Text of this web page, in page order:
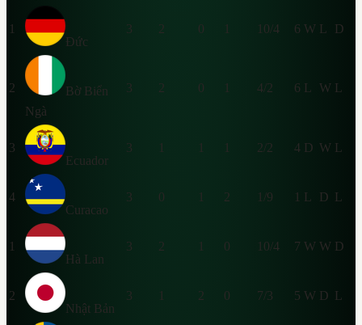
1
Đức
3 2 0 1 10/4 6 W L D
2
Bờ Biển
Ngà
3 2 0 1 4/2 6 L W L
3
Ecuador
3 1 1 1 2/2 4 D W L
4
Curacao
3 0 1 2 1/9 1 L D L
1
Hà Lan
3 2 1 0 10/4 7 W W D
2
Nhật Bản
3 1 2 0 7/3 5 W D L